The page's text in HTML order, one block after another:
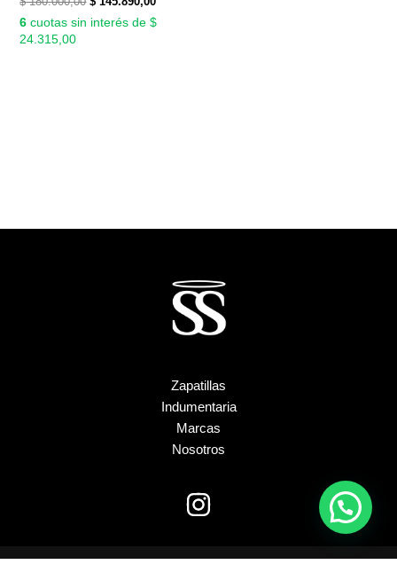
6 cuotas sin interés de $
24.315,00
Zapatillas
Indumentaria
Marcas
Nosotros